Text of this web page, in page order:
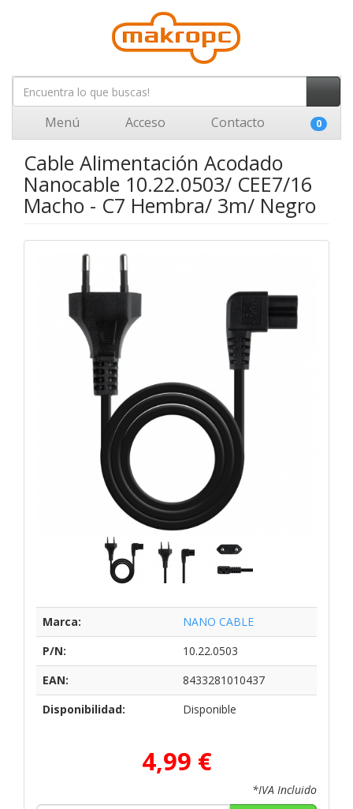
Menú Acceso Contacto 0
Cable Alimentación Acodado
Nanocable 10.22.0503/ CEE7/16
Macho - C7 Hembra/ 3m/ Negro
Marca:
NANO CABLE
P/N:
10.22.0503
EAN:
8433281010437
Disponibilidad:
Disponible
4,99 €
*IVA Incluido